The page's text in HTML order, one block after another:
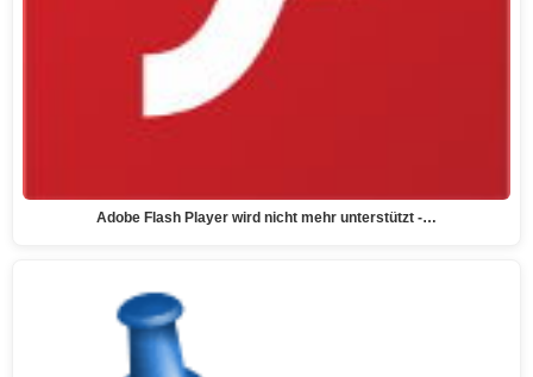
Adobe Flash Player wird nicht mehr unterstützt -…